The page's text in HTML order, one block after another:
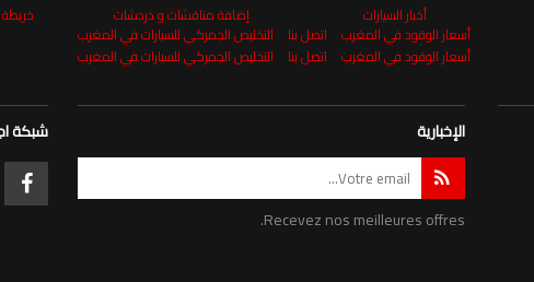
أخبار السيارات
إضافة مناقشات و دردشات
خريطة
أسعار الوقود في المغرب اتصل بنا
التخليص الجمركي للسيارات في المغرب
أسعار الوقود في المغرب
اتصل بنا التخليص الجمركي للسيارات في المغرب
شبكة الإخبارية
Recevez nos meilleures offres.